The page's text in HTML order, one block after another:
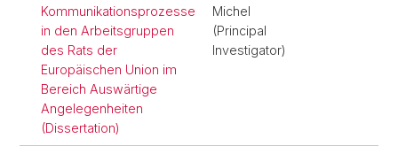
Kommunikationsprozesse
in den Arbeitsgruppen
des Rats der
Europäischen Union im
Bereich Auswärtige
Angelegenheiten
(Dissertation)
Michel
(Principal
Investigator)